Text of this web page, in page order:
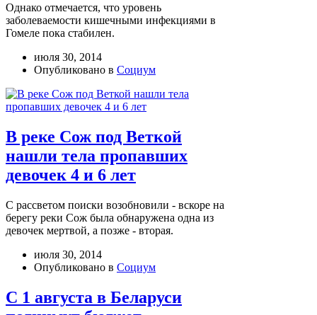
Однако отмечается, что уровень
заболеваемости кишечными инфекциями в
Гомеле пока стабилен.
июля 30, 2014
Опубликовано в Социум
В реке Сож под Веткой
нашли тела пропавших
девочек 4 и 6 лет
С рассветом поиски возобновили - вскоре на
берегу реки Сож была обнаружена одна из
девочек мертвой, а позже - вторая.
июля 30, 2014
Опубликовано в Социум
С 1 августа в Беларуси